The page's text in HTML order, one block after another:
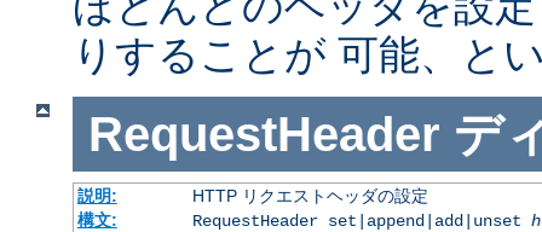
りすることが 可能、と
RequestHeader デ
説明:
HTTP リクエストヘッダの設定
構文:
RequestHeader set|append|add|unset